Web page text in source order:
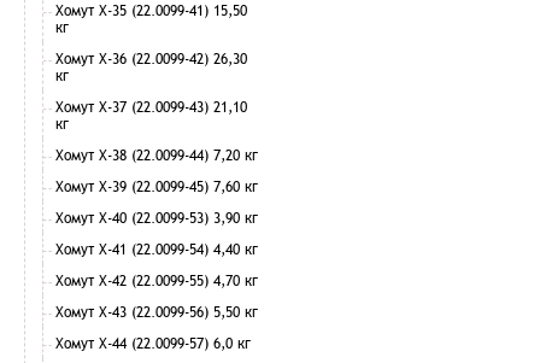
Хомут Х-35 (22.0099-41) 15,50
кг
Хомут Х-36 (22.0099-42) 26,30
кг
Хомут Х-37 (22.0099-43) 21,10
кг
Хомут Х-38 (22.0099-44) 7,20 кг
Хомут Х-39 (22.0099-45) 7,60 кг
Хомут Х-40 (22.0099-53) 3,90 кг
Хомут Х-41 (22.0099-54) 4,40 кг
Хомут Х-42 (22.0099-55) 4,70 кг
Хомут Х-43 (22.0099-56) 5,50 кг
Хомут Х-44 (22.0099-57) 6,0 кг